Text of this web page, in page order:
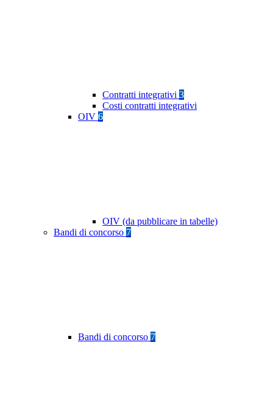
Contratti integrativi 3
Costi contratti integrativi
OIV 6
OIV (da pubblicare in tabelle)
Bandi di concorso 7
Bandi di concorso 7